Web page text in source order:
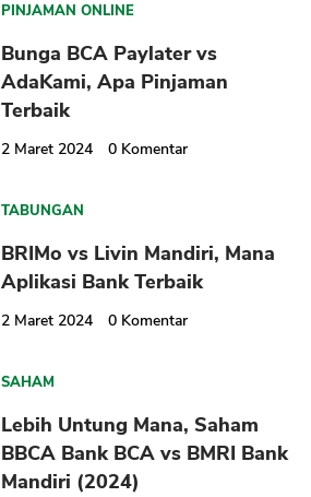
PINJAMAN ONLINE
Bunga BCA Paylater vs
AdaKami, Apa Pinjaman
Terbaik
2 Maret 2024 0 Komentar
TABUNGAN
BRIMo vs Livin Mandiri, Mana
Aplikasi Bank Terbaik
2 Maret 2024 0 Komentar
SAHAM
Lebih Untung Mana, Saham
BBCA Bank BCA vs BMRI Bank
Mandiri (2024)